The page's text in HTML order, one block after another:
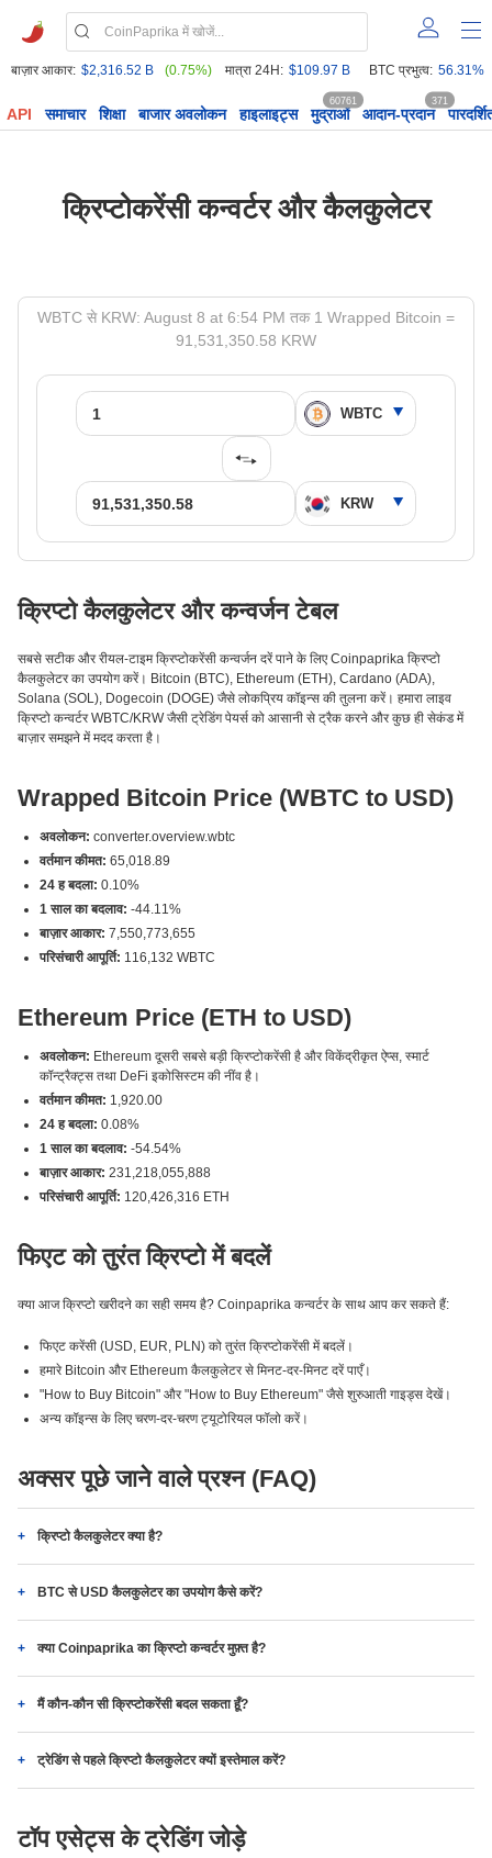
बाज़ार आकार: $2,316.52 B (0.75%) मात्रा 24H: $109.97 B BTC प्रभुत्व: 56.31%
API समाचार शिक्षा बाजार अवलोकन हाइलाइट्स मुद्राओं
60761
आदान-प्रदान
371
क्रिप्टोकरेंसी कन्वर्टर और कैलकुलेटर
WBTC से KRW: August 8 at 6:54 PM तक 1 Wrapped Bitcoin =
91,531,350.58 KRW
क्रिप्टो कैलकुलेटर और कन्वर्जन टेबल
सबसे सटीक और रीयल-टाइम क्रिप्टोकरेंसी कन्वर्जन दरें पाने के लिए Coinpaprika क्रिप्टो
कैलकुलेटर का उपयोग करें। Bitcoin (BTC), Ethereum (ETH), Cardano (ADA),
Solana (SOL), Dogecoin (DOGE) जैसे लोकप्रिय कॉइन्स की तुलना करें। हमारा लाइव
क्रिप्टो कन्वर्टर WBTC/KRW जैसी ट्रेडिंग पेयर्स को आसानी से ट्रैक करने और कुछ ही सेकंड में
बाज़ार समझने में मदद करता है।
Wrapped Bitcoin Price (WBTC to USD)
अवलोकन: converter.overview.wbtc
वर्तमान कीमत: 65,018.89
24 ह बदला: 0.10%
1 साल का बदलाव: -44.11%
बाज़ार आकार: 7,550,773,655
परिसंचारी आपूर्ति: 116,132 WBTC
Ethereum Price (ETH to USD)
अवलोकन: Ethereum दूसरी सबसे बड़ी क्रिप्टोकरेंसी है और विकेंद्रीकृत ऐप्स, स्मार्ट
कॉन्ट्रैक्ट्स तथा DeFi इकोसिस्टम की नींव है।
वर्तमान कीमत: 1,920.00
24 ह बदला: 0.08%
1 साल का बदलाव: -54.54%
बाज़ार आकार: 231,218,055,888
परिसंचारी आपूर्ति: 120,426,316 ETH
फिएट को तुरंत क्रिप्टो में बदलें
क्या आज क्रिप्टो खरीदने का सही समय है? Coinpaprika कन्वर्टर के साथ आप कर सकते हैं:
फिएट करेंसी (USD, EUR, PLN) को तुरंत क्रिप्टोकरेंसी में बदलें।
हमारे Bitcoin और Ethereum कैलकुलेटर से मिनट-दर-मिनट दरें पाएँ।
"How to Buy Bitcoin" और "How to Buy Ethereum" जैसे शुरुआती गाइड्स देखें।
अन्य कॉइन्स के लिए चरण-दर-चरण ट्यूटोरियल फॉलो करें।
अक्सर पूछे जाने वाले प्रश्न (FAQ)
क्रिप्टो कैलकुलेटर क्या है?
BTC से USD कैलकुलेटर का उपयोग कैसे करें?
क्या Coinpaprika का क्रिप्टो कन्वर्टर मुफ़्त है?
मैं कौन-कौन सी क्रिप्टोकरेंसी बदल सकता हूँ?
ट्रेडिंग से पहले क्रिप्टो कैलकुलेटर क्यों इस्तेमाल करें?
टॉप एसेट्स के ट्रेडिंग जोड़े